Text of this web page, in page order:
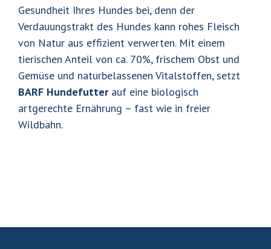
Gesundheit Ihres Hundes bei, denn der
Verdauungstrakt des Hundes kann rohes Fleisch
von Natur aus effizient verwerten. Mit einem
tierischen Anteil von ca. 70%, frischem Obst und
Gemüse und naturbelassenen Vitalstoffen, setzt
BARF Hundefutter auf eine biologisch
artgerechte Ernährung – fast wie in freier
Wildbahn.